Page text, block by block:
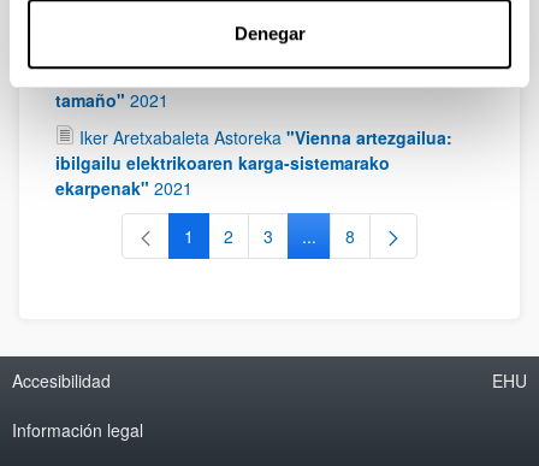
Denegar
Eneko Ortega Martín"Nueva metodología de
monitorización para la caracterización de módulos
fotovoltaicos individuales en sistemas de gran
tamaño" 2021
Iker Aretxabaleta Astoreka "Vienna artezgailua:
ibilgailu elektrikoaren karga-sistemarako
ekarpenak" 2021
Página
1 Página
2 Página
3 ...Páginas intermedias Use
Página
8
Accesibilidad
Información legal
EHU